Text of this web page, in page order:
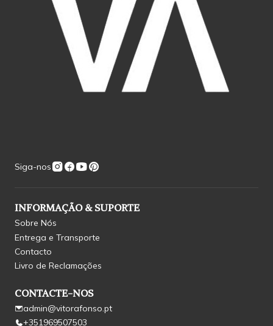
Siga-nos
INFORMAÇÃO & SUPORTE
Sobre Nós
Entrega e Transporte
Contacto
Livro de Reclamações
CONTACTE-NOS
admin@vitorafonso.pt
+351969507503